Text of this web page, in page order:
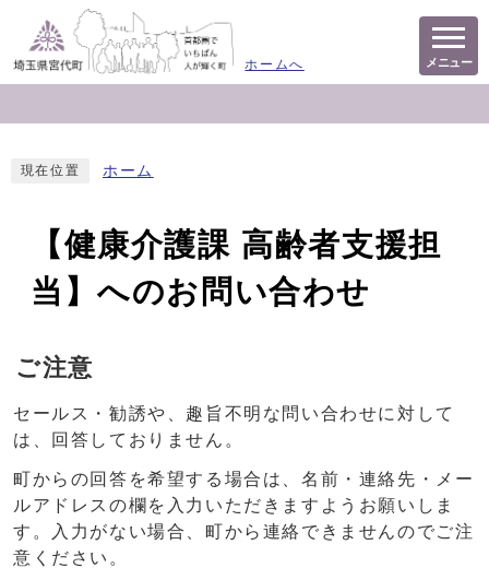
ホームへ メニュー
現在位置 ホーム
【健康介護課 高齢者支援担
当】へのお問い合わせ
ご注意
セールス・勧誘や、趣旨不明な問い合わせに対して
は、回答しておりません。
町からの回答を希望する場合は、名前・連絡先・メー
ルアドレスの欄を入力いただきますようお願いしま
す。入力がない場合、町から連絡できませんのでご注
意ください。